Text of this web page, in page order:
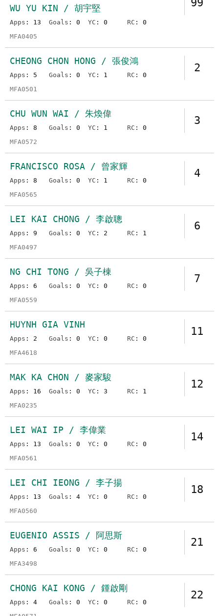
99
WU YU KIN / 胡宇堅
Apps : 13 Goals : 0 YC : 0 RC : 0
MFA0405
2
CHEONG CHON HONG / 張俊鴻
Apps : 5 Goals : 0 YC : 1 RC : 0
MFA0501
3
CHU WUN WAI / 朱煥偉
Apps : 8 Goals : 0 YC : 1 RC : 0
MFA0572
4
FRANCISCO ROSA / 曾家輝
Apps : 8 Goals : 0 YC : 1 RC : 0
MFA0565
6
LEI KAI CHONG / 李啟聰
Apps : 9 Goals : 0 YC : 2 RC : 1
MFA0497
7
NG CHI TONG / 吳子棟
Apps : 6 Goals : 0 YC : 0 RC : 0
MFA0559
11
HUYNH GIA VINH
Apps : 2 Goals : 0 YC : 0 RC : 0
MFA4618
12
MAK KA CHON / 麥家駿
Apps : 16 Goals : 0 YC : 3 RC : 1
MFA0235
14
LEI WAI IP / 李偉業
Apps : 13 Goals : 0 YC : 0 RC : 0
MFA0561
18
LEI CHI IEONG / 李子揚
Apps : 13 Goals : 4 YC : 0 RC : 0
MFA0560
21
EUGENIO ASSIS / 阿思斯
Apps : 6 Goals : 0 YC : 0 RC : 0
MFA3498
22
CHONG KAI KONG / 鍾啟剛
Apps : 4 Goals : 0 YC : 0 RC : 0